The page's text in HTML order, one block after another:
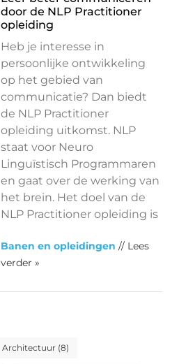
Architectuur (8)
door de NLP Practitioner
opleiding
Heb je interesse in
persoonlijke ontwikkeling
op het gebied van
communicatie? Dan biedt
de NLP Practitioner
opleiding uitkomst. NLP
staat voor Neuro
Linguïstisch Programmaren
en gaat over de werking van
het brein. Het doel van de
NLP Practitioner opleiding is
Banen en opleidingen // Lees
verder »